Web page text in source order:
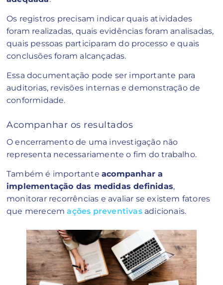
Os registros precisam indicar quais atividades
foram realizadas, quais evidências foram analisadas,
quais pessoas participaram do processo e quais
conclusões foram alcançadas.
Essa documentação pode ser importante para
auditorias, revisões internas e demonstração de
conformidade.
Acompanhar os resultados
O encerramento de uma investigação não
representa necessariamente o fim do trabalho.
Também é importante acompanhar a
implementação das medidas definidas,
monitorar recorrências e avaliar se existem fatores
que merecemações preventivasadicionais.